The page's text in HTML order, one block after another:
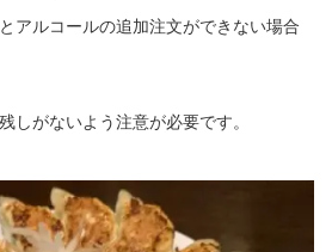
アルコールの追加注文ができない場合
しがないよう注意が必要です。